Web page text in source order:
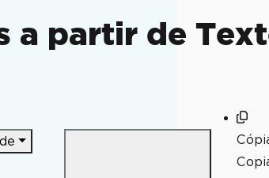
a partir de